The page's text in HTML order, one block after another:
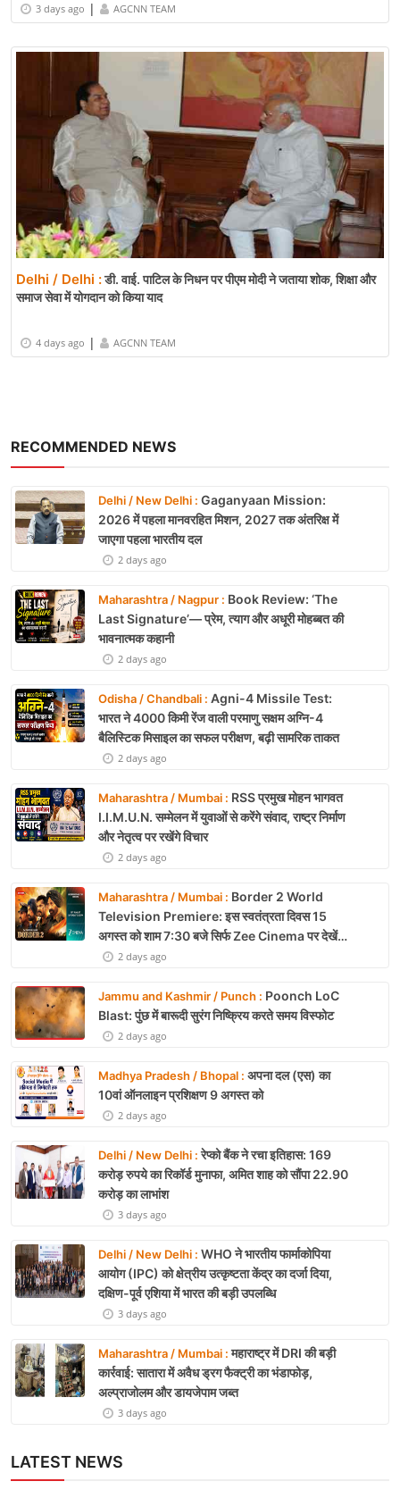
RECOMMENDED NEWS
Delhi / New Delhi : Gaganyaan Mission:
2026 में पहला मानवरहित मिशन, 2027 तक अंतरिक्ष में
जाएगा पहला भारतीय दल
2 days ago
Maharashtra / Nagpur : Book Review: ‘The
Last Signature’— प्रेम, त्याग और अधूरी मोहब्बत की
भावनात्मक कहानी
2 days ago
Odisha / Chandbali : Agni-4 Missile Test:
भारत ने 4000 किमी रेंज वाली परमाणु सक्षम अग्नि-4
बैलिस्टिक मिसाइल का सफल परीक्षण, बढ़ी सामरिक ताकत
2 days ago
Maharashtra / Mumbai : RSS प्रमुख मोहन भागवत
I.I.M.U.N. सम्मेलन में युवाओं से करेंगे संवाद, राष्ट्र निर्माण
और नेतृत्व पर रखेंगे विचार
2 days ago
Maharashtra / Mumbai : Border 2 World
Television Premiere: इस स्वतंत्रता दिवस 15
अगस्त को शाम 7:30 बजे सिर्फ Zee Cinema पर देखें
बॉर्डर 22 days ago
Jammu and Kashmir / Punch : Poonch LoC
Blast: पुंछ में बारूदी सुरंग निष्क्रिय करते समय विस्फोट
2 days ago
Madhya Pradesh / Bhopal : अपना दल (एस) का
10वां ऑनलाइन प्रशिक्षण 9 अगस्त को
2 days ago
Delhi / New Delhi :रेप्को बैंक ने रचा इतिहास: 169
करोड़ रुपये का रिकॉर्ड मुनाफा, अमित शाह को सौंपा 22.90
करोड़ का लाभांश
3 days ago
Delhi / New Delhi : WHO ने भारतीय फार्माकोपिया
आयोग (IPC) को क्षेत्रीय उत्कृष्टता केंद्र का दर्जा दिया,
दक्षिण-पूर्व एशिया में भारत की बड़ी उपलब्धि
3 days ago
Maharashtra / Mumbai :महाराष्ट्र में DRI की बड़ी
कार्रवाई: सातारा में अवैध ड्रग फैक्ट्री का भंडाफोड़,
अल्प्राजोलम और डायजेपाम जब्त
3 days ago
3 days ago | AGCNN TEAM
Delhi / Delhi :डी. वाई. पाटिल के निधन पर पीएम मोदी ने जताया शोक, शिक्षा और
समाज सेवा में योगदान को किया याद
4 days ago | AGCNN TEAM
LATEST NEWS